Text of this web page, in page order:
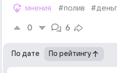
мнения #полив
0 6
По дате По рейтингу